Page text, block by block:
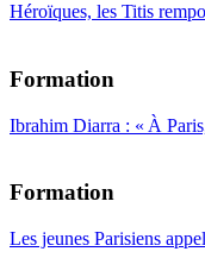
Héroïques, les Titis
Formation
Ibrahim Diarra : « À
Formation
Les jeunes Parisiens